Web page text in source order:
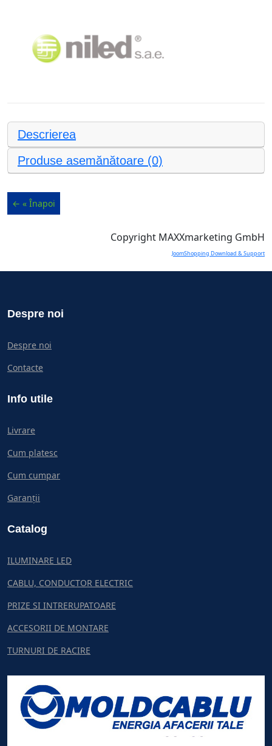
Descrierea
Produse asemănătoare (0)
Copyright MAXXmarketing GmbH
JoomShopping Download & Support
Despre noi
Despre noi
Contacte
Info utile
Livrare
Cum platesc
Cum cumpar
Garanții
Catalog
ILUMINARE LED
CABLU, CONDUCTOR ELECTRIC
PRIZE SI INTRERUPATOARE
ACCESORII DE MONTARE
TURNURI DE RACIRE